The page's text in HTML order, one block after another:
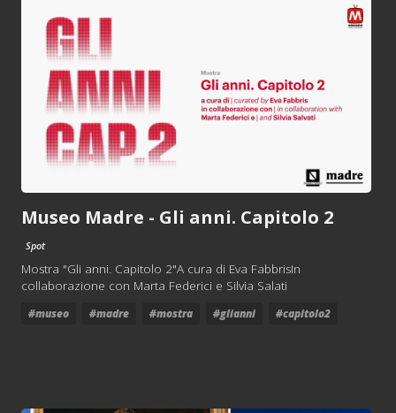
Museo Madre - Gli anni. Capitolo 2
Spot
Mostra "Gli anni. Capitolo 2"A cura di Eva FabbrisIn
collaborazione con Marta Federici e Silvia Salati
#museo #madre #mostra #glianni #capitolo2